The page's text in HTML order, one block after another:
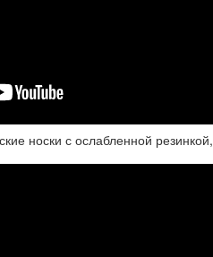
носки с ослабленной